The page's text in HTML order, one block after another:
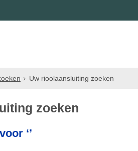
Uw rioolaansluiting zoeken
zoeken
‘’